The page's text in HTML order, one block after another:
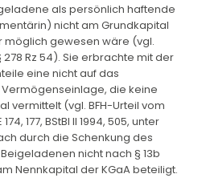
als persönlich haftende
nicht am Grundkapital
möglich gewesen wäre (vgl.
278 Rz 54). Sie erbrachte mit der
eine nicht auf das
die keine
vermittelt (vgl. BFH-Urteil vom
177, BStBl II 1994, 505, unter
durch die Schenkung des
nicht nach § 13b
Nennkapital der KGaA beteiligt.